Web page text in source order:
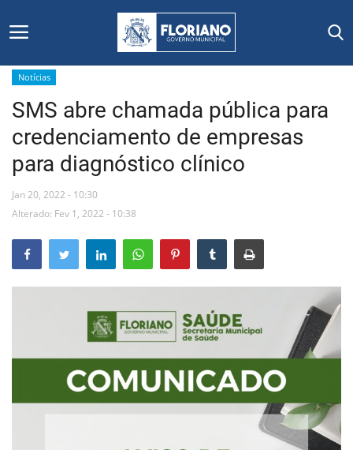
Início
Editais
Floriano
Mural de Licitações
Notícias
SMS abre chamada pública para
credenciamento de empresas
para diagnóstico clínico
Jan 20, 2022 - 10:30
Alterado: Fev 1, 2022 - 10:38